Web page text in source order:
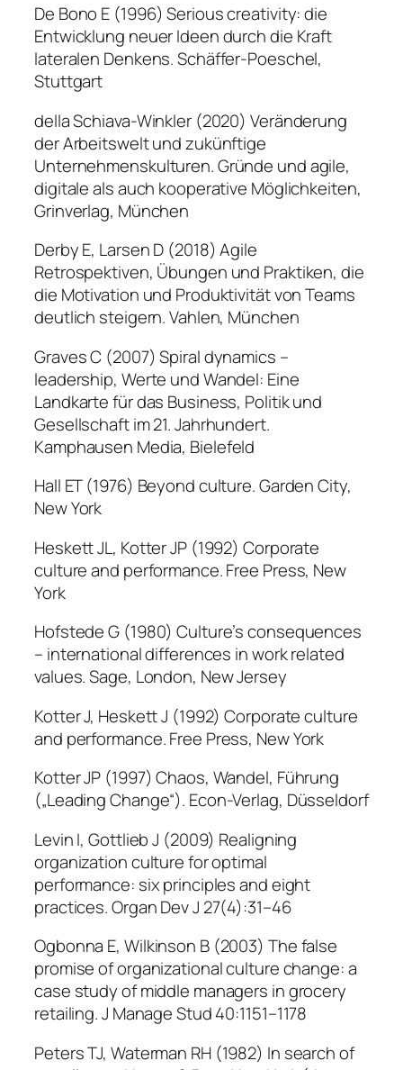
De Bono E (1996) Serious creativity: die
Entwicklung neuer Ideen durch die Kraft
lateralen Denkens. Schäffer-Poeschel,
Stuttgart
della Schiava-Winkler (2020) Veränderung
der Arbeitswelt und zukünftige
Unternehmenskulturen. Gründe und agile,
digitale als auch kooperative Möglichkeiten,
Grinverlag, München
Derby E, Larsen D (2018) Agile
Retrospektiven, Übungen und Praktiken, die
die Motivation und Produktivität von Teams
deutlich steigern. Vahlen, München
Graves C (2007) Spiral dynamics –
leadership, Werte und Wandel: Eine
Landkarte für das Business, Politik und
Gesellschaft im 21. Jahrhundert.
Kamphausen Media, Bielefeld
Hall ET (1976) Beyond culture. Garden City,
New York
Heskett JL, Kotter JP (1992) Corporate
culture and performance. Free Press, New
York
Hofstede G (1980) Culture’s consequences
– international differences in work related
values. Sage, London, New Jersey
Kotter J, Heskett J (1992) Corporate culture
and performance. Free Press, New York
Kotter JP (1997) Chaos, Wandel, Führung
(„Leading Change“). Econ-Verlag, Düsseldorf
Levin I, Gottlieb J (2009) Realigning
organization culture for optimal
performance: six principles and eight
practices. Organ Dev J 27(4):31–46
Ogbonna E, Wilkinson B (2003) The false
promise of organizational culture change: a
case study of middle managers in grocery
retailing. J Manage Stud 40:1151–1178
Peters TJ, Waterman RH (1982) In search of